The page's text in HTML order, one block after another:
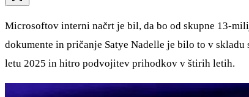
Microsoftov interni načrt je bil, da bo od skupne 13-
dokumente in pričanje Satye Nadelle je bilo to v
letu 2025 in hitro podvojitev prihodkov v štirih letih.